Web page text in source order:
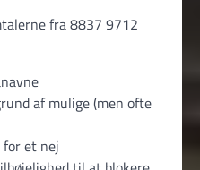
fra 8837 9712
af mulige (men ofte
for et nej